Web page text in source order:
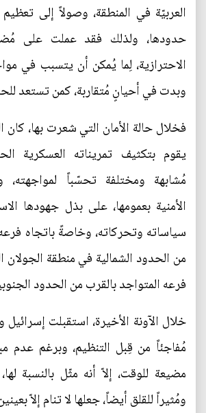
العربيّة في المنطقة، وصولاً إلى
حدودها، ولذلك فقد عملت على
الاحترازية، لِما يُمكن أن يتسبب في
وبدت في أحيانٍ مُتقاربة، كمن تستعد
فخلال حالة الأمان التي شعرت بها، كان
يقوم بتكثيف تمريناته العسكرية
مُشابهة ومختلفة تحسّباً
الأمنية بعمومها، على بذل جهودها
سياساته وتحركاته، وخاصةً باتجاه
من الحدود الشمالية في منطقة الجولان
فرعه المتواجد بالقرب من الحدود
خلال الآونة الأخيرة، استقبلت إسرائيل
مُفاجئاً من قِبل التنظيم، وبرغم عدم
مضيعة للوقت، إلاّ أنه مثّل بالنسبة
ومُثيراً للقلق أيضاً، جعلها لا تنام إلاّ